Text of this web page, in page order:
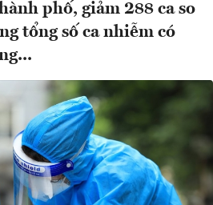
phố, giảm 288 ca so
tổng số ca nhiễm có